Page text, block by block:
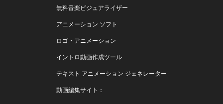
無料音楽ビジュアライザー
アニメーション ソフト
ロゴ・アニメーション
イントロ動画作成ツール
テキスト アニメーション ジェネレーター
動画編集サイト：